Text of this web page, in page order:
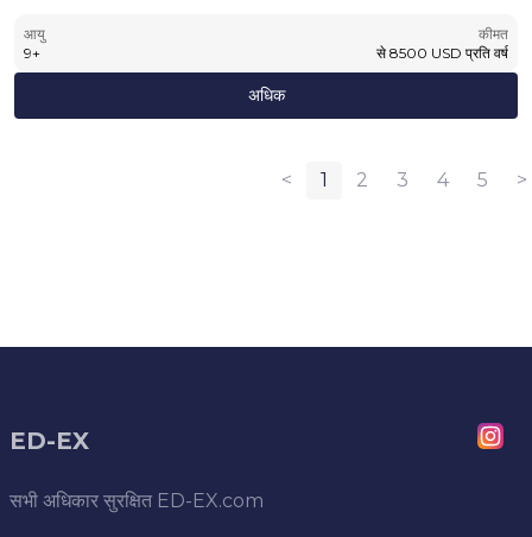
आयु
9+
कीमत
से 8500 USD प्रति वर्ष
अधिक
< 1 2 3 4 5 >
ED-EX
सभी अधिकार सुरक्षित ED-EX.com